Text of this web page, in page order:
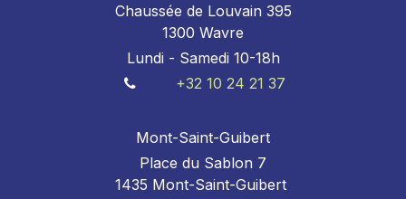
Chaussée de Louvain 395
1300 Wavre
Lundi - Samedi 10-18h
+32 10 24 21 37
Mont-Saint-Guibert
Place du Sablon 7
1435 Mont-Saint-Guibert